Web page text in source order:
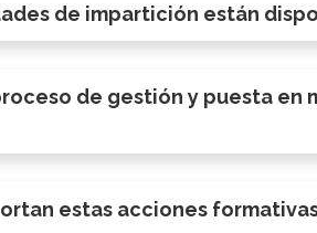
de impartición están
de gestión y puesta en
estas acciones